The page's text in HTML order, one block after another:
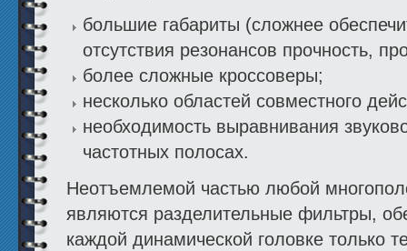
большие габариты (сложнее
отсутствия резонансов прочность,
более сложные кроссоверы;
несколько областей совместного
необходимость выравнивания
частотных полосах.
Неотъемлемой частью любой
являются разделительные фильтры,
каждой динамической головке только